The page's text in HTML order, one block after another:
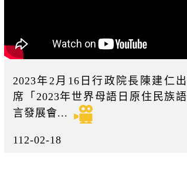
2023年2月16日行政院長陳建仁出
席「2023年世界母語日原住民族語
言發展會...
112-02-18